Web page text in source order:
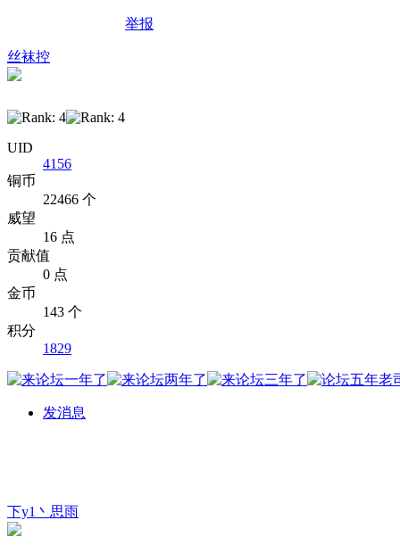
举报
丝袜控
UID
4156
铜币
22466 个
威望
16 点
贡献值
0 点
金币
143 个
积分
1829
发消息
下y1丶思雨